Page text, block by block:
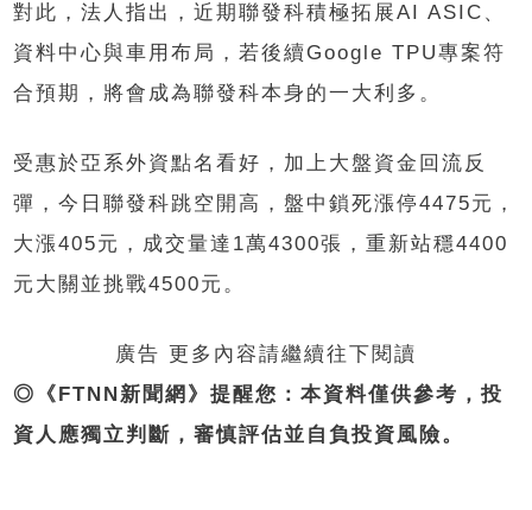
對此，法人指出，近期聯發科積極拓展AI ASIC、
資料中心與車用布局，若後續Google TPU專案符
合預期，將會成為聯發科本身的一大利多。
受惠於亞系外資點名看好，加上大盤資金回流反
彈，今日聯發科跳空開高，盤中鎖死漲停4475元，
大漲405元，成交量達1萬4300張，重新站穩4400
元大關並挑戰4500元。
廣告 更多內容請繼續往下閱讀
◎《FTNN新聞網》提醒您：本資料僅供參考，投
資人應獨立判斷，審慎評估並自負投資風險。